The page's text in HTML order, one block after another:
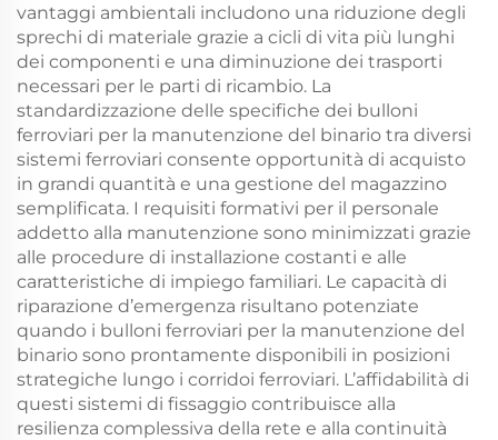
vantaggi ambientali includono una riduzione degli
sprechi di materiale grazie a cicli di vita più lunghi
dei componenti e una diminuzione dei trasporti
necessari per le parti di ricambio. La
standardizzazione delle specifiche dei bulloni
ferroviari per la manutenzione del binario tra diversi
sistemi ferroviari consente opportunità di acquisto
in grandi quantità e una gestione del magazzino
semplificata. I requisiti formativi per il personale
addetto alla manutenzione sono minimizzati grazie
alle procedure di installazione costanti e alle
caratteristiche di impiego familiari. Le capacità di
riparazione d’emergenza risultano potenziate
quando i bulloni ferroviari per la manutenzione del
binario sono prontamente disponibili in posizioni
strategiche lungo i corridoi ferroviari. L’affidabilità di
questi sistemi di fissaggio contribuisce alla
resilienza complessiva della rete e alla continuità